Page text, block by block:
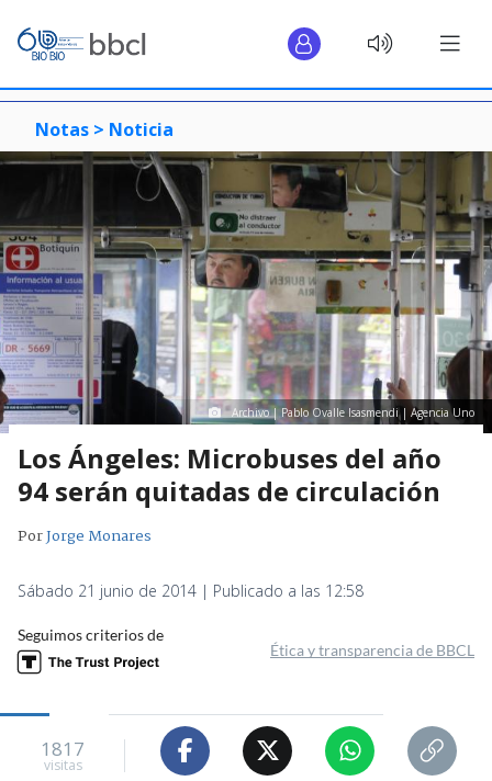
Notas > Noticia
Archivo | Pablo Ovalle Isasmendi | Agencia Uno
Los Ángeles: Microbuses del año
94 serán quitadas de circulación
PorJorge Monares
Sábado 21 junio de 2014 | Publicado a las 12:58
Seguimos criterios de
Ética y transparencia de BBCL
1817
visitas